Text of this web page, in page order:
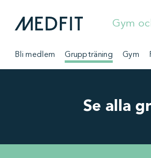
Gym
Bli medlem Gruppträning Gym
Se alla